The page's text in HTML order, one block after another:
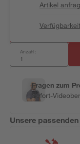
Artikel
Anzahl:
Fragen zum
Sofort-
Unsere